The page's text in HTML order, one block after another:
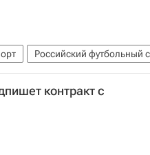
Российский футбольный
по футболу)
Зенит
контракт с